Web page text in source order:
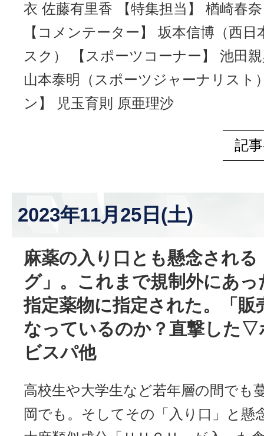
衣 佐藤有里香 【特集担当】 楢崎春
【コメンテーター】 坂本信博（西
スク） 【スポーツコーナー】 池田
山本泰明（スポーツジャーナリスト
ン】 児玉育則 原亜理沙
記
2023年11月25日(土)
麻薬の入り口とも懸念される
グ」。これまで規制外にあっ
指定薬物に指定された。「販
なっているのか？直撃した▽
ビスパ他
高校生や大学生など若年層の間でも
岡でも。そしてその「入り口」と懸